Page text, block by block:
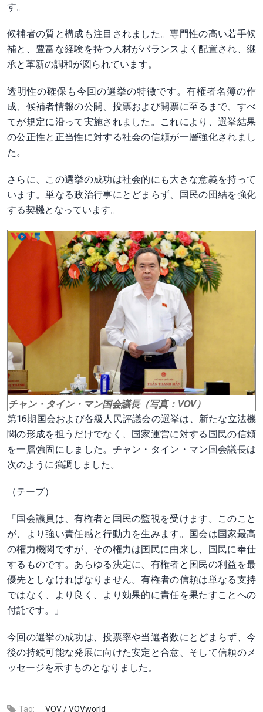
す。
候補者の質と構成も注目されました。専門性の高い若手候
補と、豊富な経験を持つ人材がバランスよく配置され、継
承と革新の調和が図られています。
透明性の確保も今回の選挙の特徴です。有権者名簿の作
成、候補者情報の公開、投票および開票に至るまで、すべ
てが規定に沿って実施されました。これにより、選挙結果
の公正性と正当性に対する社会の信頼が一層強化されまし
た。
さらに、この選挙の成功は社会的にも大きな意義を持って
います。単なる政治行事にとどまらず、国民の団結を強化
する契機となっています。
チャン・タイン・マン国会議長（写真：VOV）
第16期国会および各級人民評議会の選挙は、新たな立法機
関の形成を担うだけでなく、国家運営に対する国民の信頼
を一層強固にしました。チャン・タイン・マン国会議長は
次のように強調しました。
（テープ）
「国会議員は、有権者と国民の監視を受けます。このこと
が、より強い責任感と行動力を生みます。国会は国家最高
の権力機関ですが、その権力は国民に由来し、国民に奉仕
するものです。あらゆる決定に、有権者と国民の利益を最
優先としなければなりません。有権者の信頼は単なる支持
ではなく、より良く、より効果的に責任を果たすことへの
付託です。」
今回の選挙の成功は、投票率や当選者数にとどまらず、今
後の持続可能な発展に向けた安定と合意、そして信頼のメ
ッセージを示すものとなりました。
Tag: VOV /VOVworld